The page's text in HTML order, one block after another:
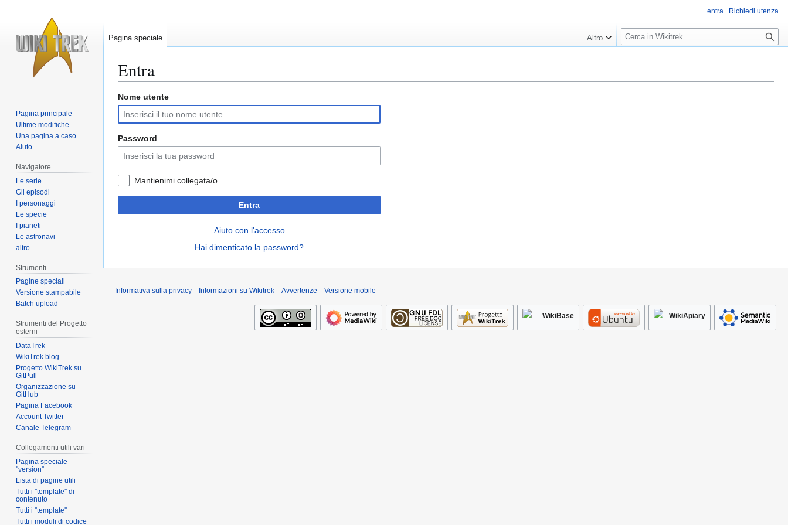
Entra
Vai
alla
navigazione
Vai
alla
ricerca
Nome utente
Password
Mantienimi collegata/o
Entra
Aiuto con l'accesso
Hai dimenticato la password?
entra Richiedi utenza
Pagina speciale Altro
R
i
r
Pagina principale
Ultime modifiche
Una pagina a caso
Aiuto
Navigatore
Le serie
Gli episodi
I personaggi
Le specie
I pianeti
Le astronavi
altro…
Strumenti
Pagine speciali
Versione stampabile
Batch upload
Strumenti del Progetto
esterni
DataTrek
WikiTrek blog
Progetto WikiTrek su
GitPull
Organizzazione su
GitHub
Pagina Facebook
Account Twitter
Canale Telegram
Collegamenti utili vari
Pagina speciale
''version''
Lista di pagine utili
Tutti i ''template'' di
contenuto
Tutti i ''template''
Tutti i moduli di codice
Informativa sulla privacy Informazioni su Wikitrek Avvertenze Versione mobile